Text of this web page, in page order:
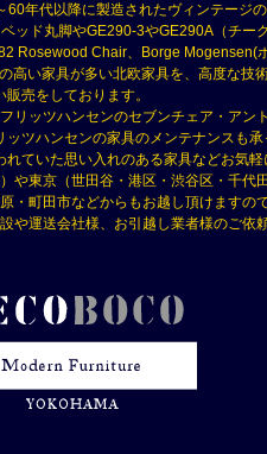
年代以降に製造されたヴィンテージ
ッド丸脚やGE290-3やGE290A（チ
Chair、Borge Mogensen(
い家具が多い北欧家具を、高度な
販売をしております。
ッツハンセンのセブンチェア・ア
ツハンセンの家具のメンテナンスも承
ていた思い入れのある家具などお気軽
東京（世田谷・港区・渋谷区・千代
町田市などからもお越し頂けますの
運送会社様、お引越し業者様のご依